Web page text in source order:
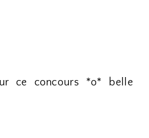
ce concours *o* belle